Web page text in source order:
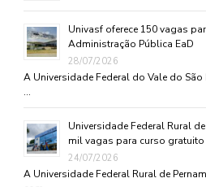
Univasf oferece 150 vagas
Administração Pública EaD
28/07/2026
A Universidade Federal do Vale do
…
Universidade Federal Rural
mil vagas para curso gratuito
24/07/2026
A Universidade Federal Rural de